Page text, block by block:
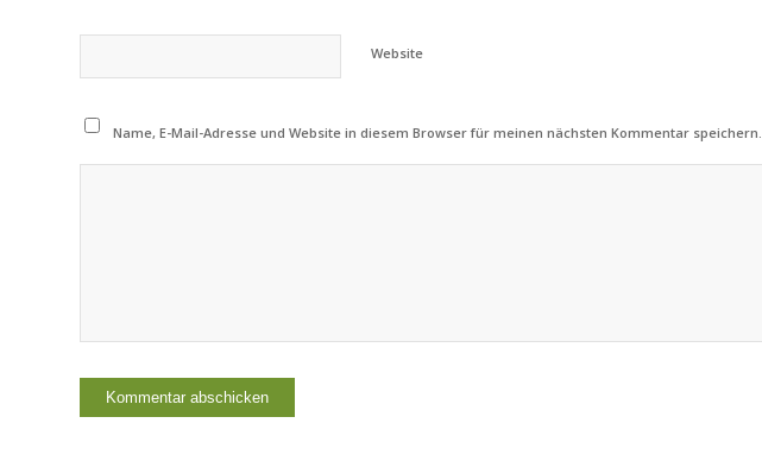
Website
Name, E-Mail-Adresse und Website in diesem Browser für meinen nächsten Kommentar speichern.